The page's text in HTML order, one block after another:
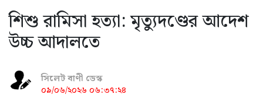
শিশু রামিসা হত্যা: মৃত্যুদণ্ডের আদেশ
উচ্চ আদালতে
সিলেট বাণী ডেস্ক
০৯/০৬/২০২৬ ০৬:৩৭:২৪